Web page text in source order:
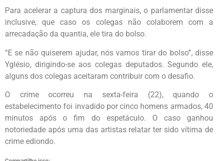
Para acelerar a captura dos marginais, o parlamentar disse
inclusive, que caso os colegas não colaborem com a
arrecadação da quantia, ele tira do bolso.
“E se não quiserem ajudar, nós vamos tirar do bolso”, disse
Yglésio, dirigindo-se aos colegas deputados. Segundo ele,
alguns dos colegas aceitaram contribuir com o desafio.
O crime ocorreu na sexta-feira (22), quando o
estabelecimento foi invadido por cinco homens armados, 40
minutos após o fim do espetáculo. O caso ganhou
notoriedade após uma das artistas relatar ter sido vítima de
crime ediondo.